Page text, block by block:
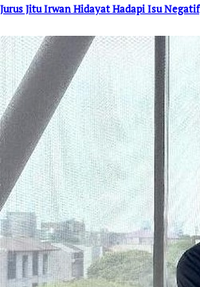
Jurus Jitu Irwan Hidayat Hadapi Isu Negatif